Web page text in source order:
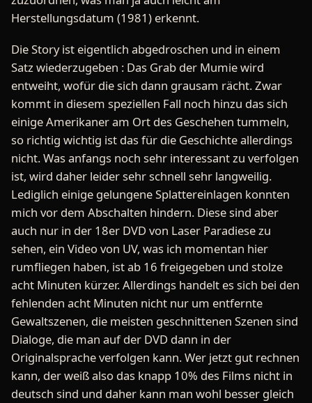
Herstellungsdatum (1981) erkennt.
Die Story ist eigentlich abgedroschen und in einem
Satz wiederzugeben : Das Grab der Mumie wird
entweiht, wofür die sich dann grausam rächt. Zwar
kommt in diesem speziellen Fall noch hinzu das sich
einige Amerikaner am Ort des Geschehen tummeln,
so richtig wichtig ist das für die Geschichte allerdings
nicht. Was anfangs noch sehr interessant zu verfolgen
ist, wird daher leider sehr schnell sehr langweilig.
Lediglich einige gelungene Splattereinlagen konnten
mich vor dem Abschalten hindern. Diese sind aber
auch nur in der 18er DVD von Laser Paradiese zu
sehen, ein Video von UV, was ich momentan hier
rumfliegen haben, ist ab 16 freigegeben und stolze
acht Minuten kürzer. Allerdings handelt es sich bei den
fehlenden acht Minuten nicht nur um entfernte
Gewaltszenen, die meisten geschnittenen Szenen sind
Dialoge, die man auf der DVD dann in der
Originalsprache verfolgen kann. Wer jetzt gut rechnen
kann, der weiß also das knapp 10% des Films nicht in
deutsch sind und daher kann man wohl besser gleich